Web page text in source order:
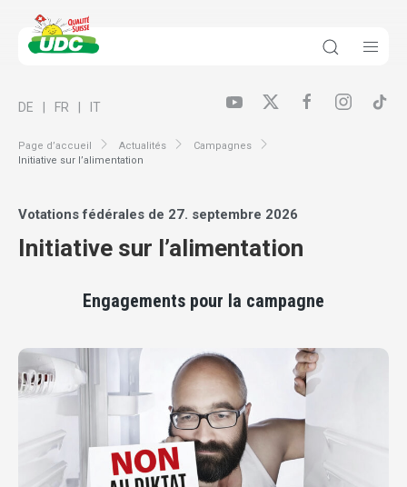
Page d’accueil Actualités
Campagnes
Initiative sur l’alimentation
DE FR IT
Votations fédérales de 27. septembre 2026
Initiative sur l’alimentation
Engagements pour la campagne